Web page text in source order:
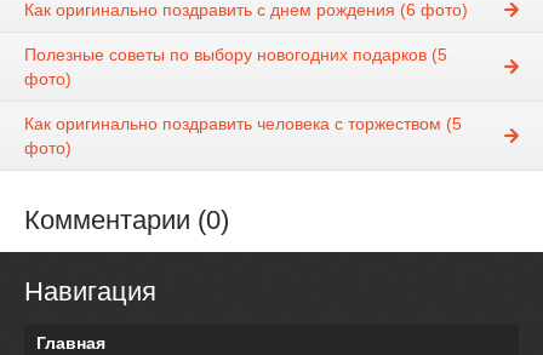
Как оригинально поздравить с днем рождения (6 фото)
Полезные советы по выбору новогодних подарков (5
фото)
Как оригинально поздравить человека с торжеством (5
фото)
Комментарии (0)
Навигация
Главная